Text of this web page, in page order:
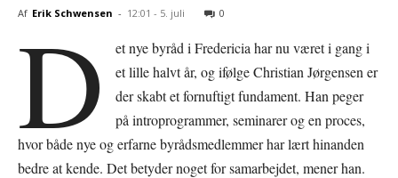
Af Erik Schwensen - 12:01 - 5. juli 0
D
et nye byråd i Fredericia har nu været i gang i
et lille halvt år, og ifølge Christian Jørgensen er
der skabt et fornuftigt fundament. Han peger
på introprogrammer, seminarer og en proces,
hvor både nye og erfarne byrådsmedlemmer har lært hinanden
bedre at kende. Det betyder noget for samarbejdet, mener han.